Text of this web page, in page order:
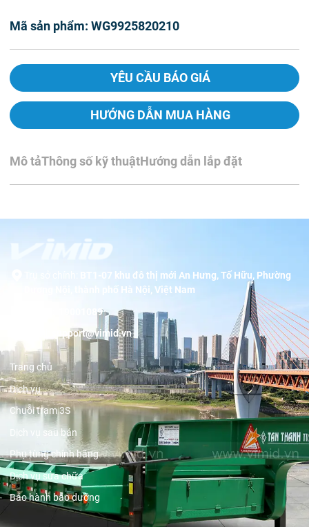
Mã sản phẩm: WG9925820210
YÊU CẦU BÁO GIÁ
HƯỚNG DẪN MUA HÀNG
Mô tảThông số kỹ thuậtHướng dẫn lắp đặt
BT1-07 khu đô thị mới An Hưng, Tố Hữu, Phường
Dương Nội, thành phố Hà Nội, Việt Nam
19001089
support@vimid.vn
Trang chủ
Dịch vụ
Chuỗi trạm 3S
Dịch vụ sau bán
Phụ tùng chính hãng
Dịch vụ sửa chữa
Bảo hành bảo dưỡng